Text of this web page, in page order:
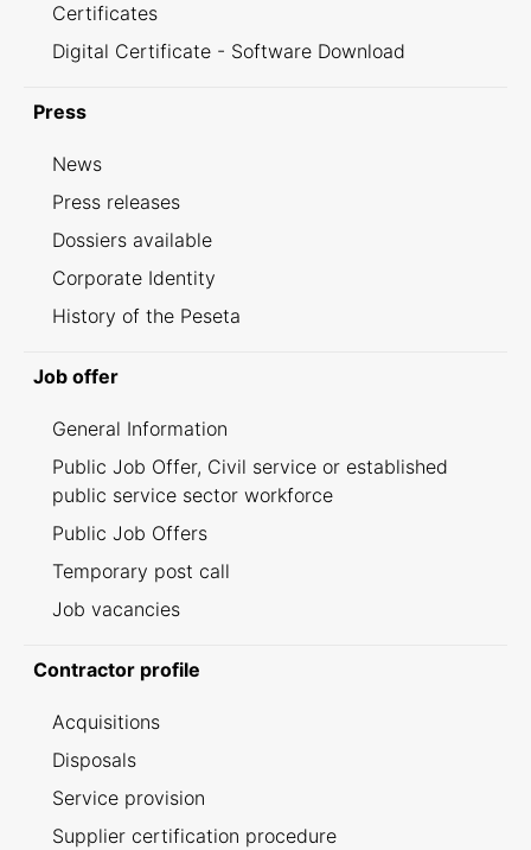
Certificates
Digital Certificate - Software Download
Press
News
Press releases
Dossiers available
Corporate Identity
History of the Peseta
Job offer
General Information
Public Job Offer, Civil service or established
public service sector workforce
Public Job Offers
Temporary post call
Job vacancies
Contractor profile
Acquisitions
Disposals
Service provision
Supplier certification procedure